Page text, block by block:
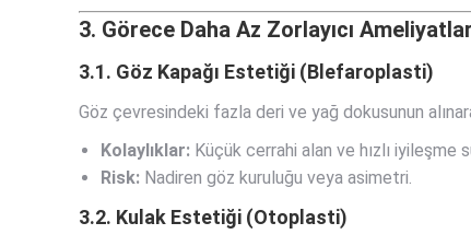
3. Görece Daha Az Zorlayıcı Ameliyatlar
3.1. Göz Kapağı Estetiği (Blefaroplasti)
Göz çevresindeki fazla deri ve yağ dokusunun
Kolaylıklar: Küçük cerrahi alan ve hızlı iyileşme
Risk: Nadiren göz kuruluğu veya asimetri.
3.2. Kulak Estetiği (Otoplasti)